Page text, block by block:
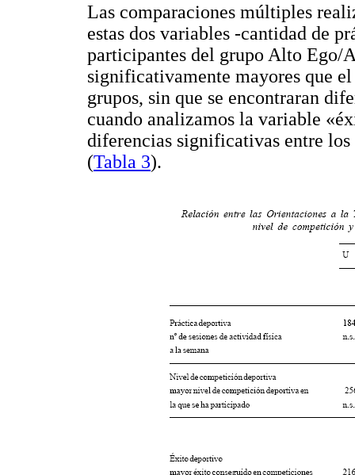
Las comparaciones múltiples
estas dos variables -cantidad de
participantes del grupo Alto Ego/
significativamente mayores que
grupos, sin que se encontraran
cuando analizamos la variable
diferencias significativas entre
(Tabla 3).